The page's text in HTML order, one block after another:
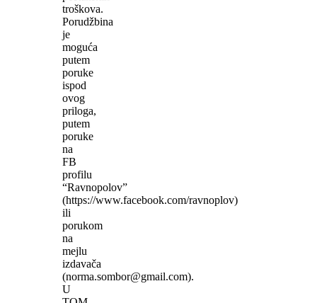
troškova.
Porudžbina
je
moguća
putem
poruke
ispod
ovog
priloga,
putem
poruke
na
FB
profilu
“Ravnopolov”
(https://www.facebook.com/ravnoplov)
ili
porukom
na
mejlu
izdavača
(norma.sombor@gmail.com).
U